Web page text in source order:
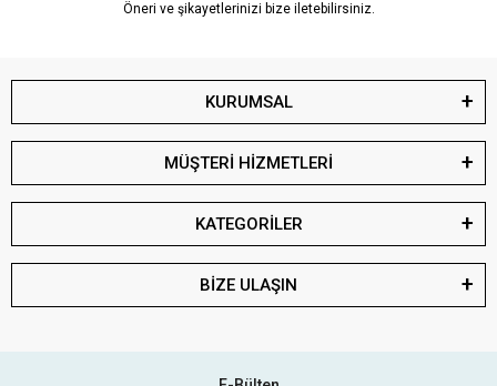
Öneri ve şikayetlerinizi bize iletebilirsiniz.
KURUMSAL
MÜŞTERİ HİZMETLERİ
KATEGORİLER
BİZE ULAŞIN